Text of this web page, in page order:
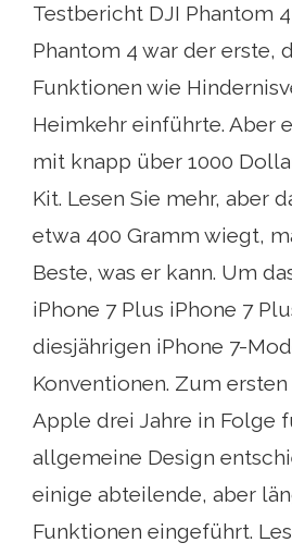
Testbericht DJI Phantom
Phantom 4 war der erste,
Funktionen wie
Heimkehr einführte. Aber
mit knapp über 1000
Kit. Lesen Sie mehr, aber
etwa 400 Gramm wiegt,
Beste, was er kann. Um
iPhone 7 Plus iPhone 7
diesjährigen iPhone 7-
Konventionen. Zum
Apple drei Jahre in Folge
allgemeine Design
einige abteilende, aber
Funktionen eingeführt.